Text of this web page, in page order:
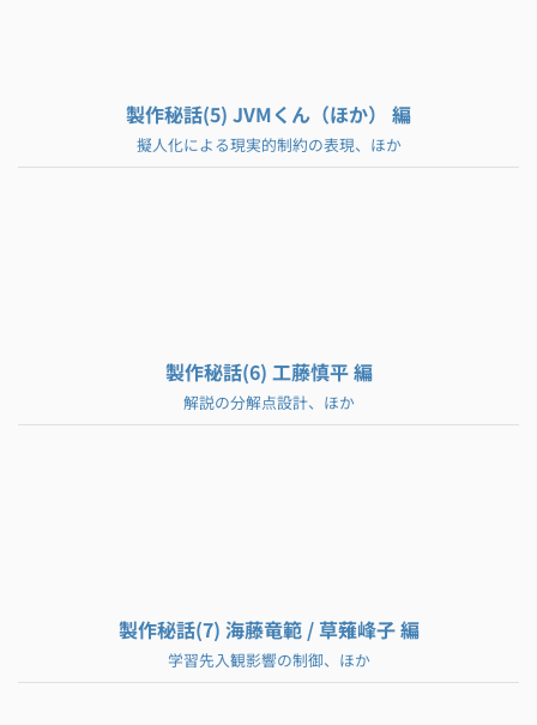
製作秘話(5) JVMくん（ほか） 編
擬人化による現実的制約の表現、ほか
製作秘話(6) 工藤慎平 編
解説の分解点設計、ほか
製作秘話(7) 海藤竜範 / 草薙峰子 編
学習先入観影響の制御、ほか